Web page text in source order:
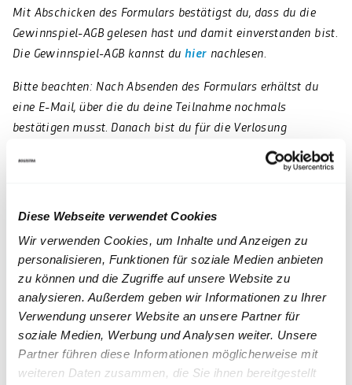
Diese Webseite verwendet Cookies
Wir verwenden Cookies, um Inhalte und Anzeigen zu
personalisieren, Funktionen für soziale Medien anbieten
zu können und die Zugriffe auf unsere Website zu
analysieren. Außerdem geben wir Informationen zu Ihrer
Verwendung unserer Website an unsere Partner für
soziale Medien, Werbung und Analysen weiter. Unsere
Partner führen diese Informationen möglicherweise mit
weiteren Daten zusammen, die Sie ihnen bereitgestellt
Mit Abschicken des Formulars bestätigst du, dass du die
Gewinnspiel-AGB gelesen hast und damit einverstanden bist.
Die Gewinnspiel-AGB kannst du hier nachlesen.
Bitte beachten: Nach Absenden des Formulars erhältst du
eine E-Mail, über die du deine Teilnahme nochmals
bestätigen musst. Danach bist du für die Verlosung
Vorname
E-Mail*
Abonummer*
Ich erkläre mich mit der Verarbeitung meiner Angaben